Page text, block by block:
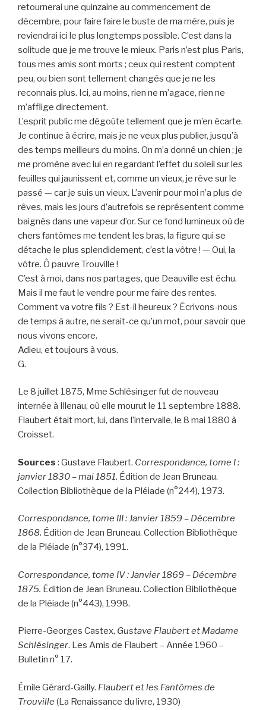
retournerai une quinzaine au commencement de
décembre, pour faire faire le buste de ma mère, puis je
reviendrai ici le plus longtemps possible. C’est dans la
solitude que je me trouve le mieux. Paris n’est plus Paris,
tous mes amis sont morts ; ceux qui restent comptent
peu, ou bien sont tellement changés que je ne les
reconnais plus. Ici, au moins, rien ne m’agace, rien ne
m’afflige directement.
L’esprit public me dégoûte tellement que je m’en écarte.
Je continue à écrire, mais je ne veux plus publier, jusqu’à
des temps meilleurs du moins. On m’a donné un chien ; je
me promène avec lui en regardant l’effet du soleil sur les
feuilles qui jaunissent et, comme un vieux, je rêve sur le
passé — car je suis un vieux. L’avenir pour moi n’a plus de
rêves, mais les jours d’autrefois se représentent comme
baignés dans une vapeur d’or. Sur ce fond lumineux où de
chers fantômes me tendent les bras, la figure qui se
détache le plus splendidement, c’est la vôtre ! — Oui, la
vôtre. Ô pauvre Trouville !
C’est à moi, dans nos partages, que Deauville est échu.
Mais il me faut le vendre pour me faire des rentes.
Comment va votre fils ? Est-il heureux ? Écrivons-nous
de temps à autre, ne serait-ce qu’un mot, pour savoir que
nous vivons encore.
Adieu, et toujours à vous.
G.
Le 8 juillet 1875, Mme Schlésinger fut de nouveau
internée à Illenau, où elle mourut le 11 septembre 1888.
Flaubert était mort, lui, dans l’intervalle, le 8 mai 1880 à
Croisset.
Sources : Gustave Flaubert. Correspondance, tome I :
janvier 1830 – mai 1851. Édition de Jean Bruneau.
Collection Bibliothèque de la Pléiade (n°244), 1973.
Correspondance, tome III : Janvier 1859 – Décembre
1868. Édition de Jean Bruneau. Collection Bibliothèque
de la Pléiade (n°374), 1991.
Correspondance, tome IV : Janvier 1869 – Décembre
1875. Édition de Jean Bruneau. Collection Bibliothèque
de la Pléiade (n°443), 1998.
Pierre-Georges Castex, Gustave Flaubert et Madame
Schlésinger. Les Amis de Flaubert – Année 1960 –
Bulletin n° 17.
Émile Gérard-Gailly. Flaubert et les Fantômes de
Trouville (La Renaissance du livre, 1930)